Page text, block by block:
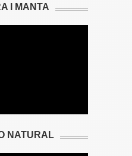
I MANTA
NATURAL